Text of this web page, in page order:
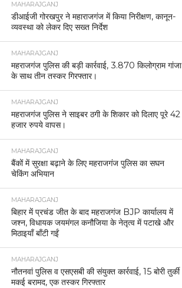
MAHARAJGANJ
डीआईजी गोरखपुर ने महाराजगंज में किया निरीक्षण, कानून-
व्यवस्था को लेकर दिए सख्त निर्देश
MAHARAJGANJ
महराजगंज पुलिस की बड़ी कार्रवाई, 3.870 किलोग्राम गांजा
के साथ तीन तस्कर गिरफ्तार।
MAHARAJGANJ
महराजगंज पुलिस ने साइबर ठगी के शिकार को दिलाए पूरे 42
हजार रुपये वापस।
MAHARAJGANJ
बैंकों में सुरक्षा बढ़ाने के लिए महराजगंज पुलिस का सघन
चेकिंग अभियान
MAHARAJGANJ
बिहार में प्रचंड जीत के बाद महराजगंज BJP कार्यालय में
जश्न, विधायक जयमंगल कनौजिया के नेतृत्व में पटाखे और
मिठाइयाँ बाँटी गईं
MAHARAJGANJ
नौतनवां पुलिस व एसएसबी की संयुक्त कार्रवाई, 15 बोरी तुर्की
मकई बरामद, एक तस्कर गिरफ्तार